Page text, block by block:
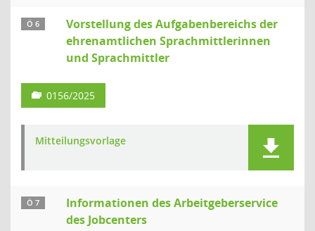
Ö 6
Vorstellung des Aufgabenbereichs der
ehrenamtlichen Sprachmittlerinnen
und Sprachmittler
0156/2025
Mitteilungsvorlage
Ö 7
Informationen des Arbeitgeberservice
des Jobcenters